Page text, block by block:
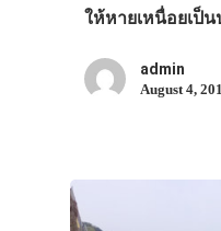
ให้หายเหนื่อยเป็
admin
August 4,